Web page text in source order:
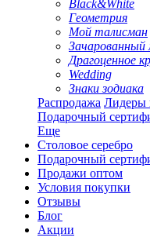
Black&White
Геометрия
Мой талисман
Зачарованный
Драгоценное
Wedding
Знаки зодиака
Распродажа Лидеры
Подарочный
Еще
Столовое серебро
Подарочный
Продажи оптом
Условия покупки
Отзывы
Блог
Акции